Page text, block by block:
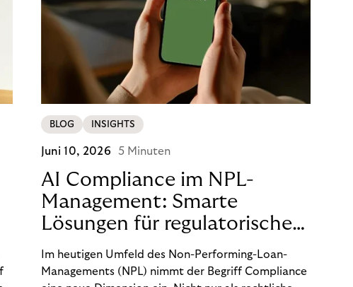
BLOG INSIGHTS
Juni 10, 2026 5 Minuten
AI Compliance im NPL-
Management: Smarte
Lösungen für regulatorische
Sicherheit
Im heutigen Umfeld des Non-Performing-Loan-
Managements (NPL) nimmt der Begriff Compliance